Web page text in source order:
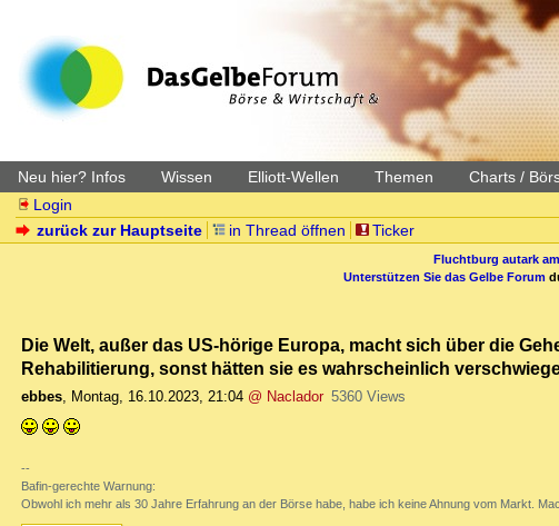
Neu hier? Infos Wissen Elliott-Wellen Themen Charts /
Login
zurück zur Hauptseite
in Thread öffnen Ticker
Fluchtburg autark
Unterstützen Sie das Gelbe Forum
Die Welt, außer das US-hörige Europa, macht sich über die
Rehabilitierung, sonst hätten sie es wahrscheinlich
ebbes, Montag, 16.10.2023, 21:04 @ Naclador 5360 Views
--
Bafin-gerechte Warnung:
Obwohl ich mehr als 30 Jahre Erfahrung an der Börse habe, habe ich keine Ahnung vom Markt.